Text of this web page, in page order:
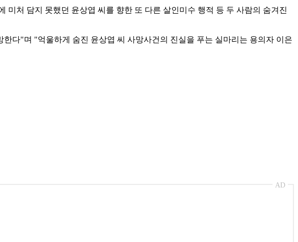
처 담지 못했던 윤상엽 씨를 향한 또 다른 살인미수 행적 등 두 사람의 숨겨진
다"며 "억울하게 숨진 윤상엽 씨 사망사건의 진실을 푸는 실마리는 용의자 이은
AD